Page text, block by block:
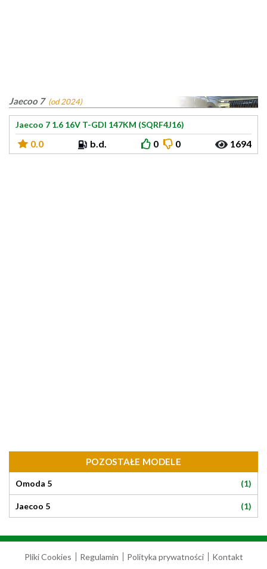
Jaecoo 7 (od 2024)
Jaecoo 7 1.6 16V T-GDI 147KM (SQRF4J16)
0.0 b.d. 0 0 1694
POZOSTAŁE MODELE
Omoda 5 (1)
Jaecoo 5 (1)
Pliki Cookies Regulamin Polityka prywatności
Kontakt